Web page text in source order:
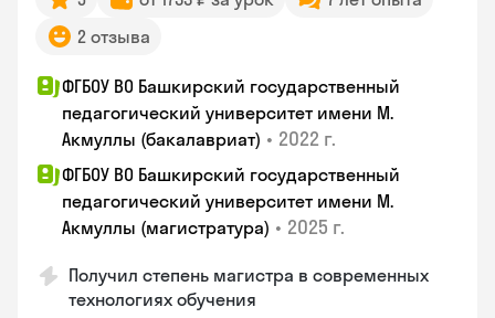
2 отзыва
ФГБОУ ВО Башкирский государственный
педагогический университет имени М.
Акмуллы (бакалавриат) • 2022 г.
ФГБОУ ВО Башкирский государственный
педагогический университет имени М.
Акмуллы (магистратура) • 2025 г.
Получил степень магистра в современных
технологиях обучения